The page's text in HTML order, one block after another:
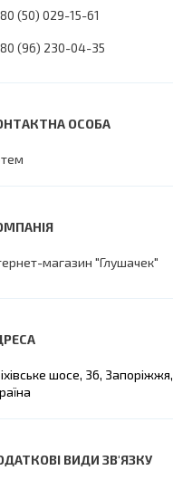
(50) 029-15-61
(96) 230-04-35
магазин "Глушачек"
шосе, 36, Запоріжжя,